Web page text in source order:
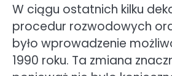
W ciągu ostatnich kilku
procedur rozwodowych
było wprowadzenie
1990 roku. Ta zmiana